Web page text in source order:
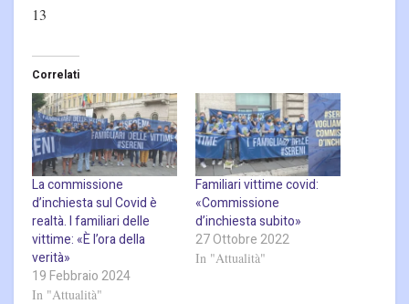
13
Correlati
La commissione
d’inchiesta sul Covid è
realtà. I familiari delle
vittime: «È l’ora della
verità»
19 Febbraio 2024
In "Attualità"
Familiari vittime covid:
«Commissione
d’inchiesta subito»
27 Ottobre 2022
In "Attualità"